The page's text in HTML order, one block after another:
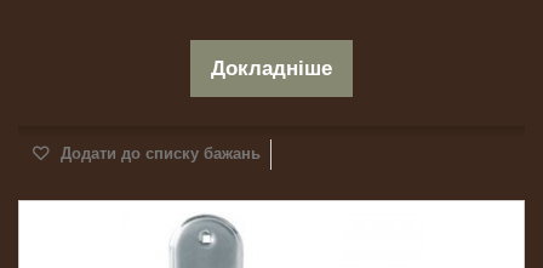
Докладніше
Додати до списку бажань